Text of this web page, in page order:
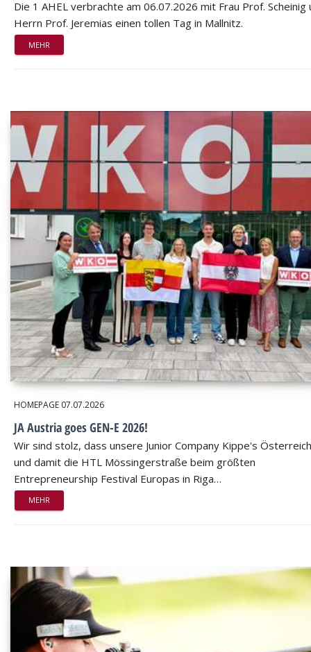
Die 1 AHEL verbrachte am 06.07.2026 mit Frau Prof. Scheinig
Herrn Prof. Jeremias einen tollen Tag in Mallnitz.
MEHR
HOMEPAGE 07.07.2026
JA Austria goes GEN-E 2026!
Wir sind stolz, dass unsere Junior Company Kippe's Österreich
und damit die HTL Mössingerstraße beim größten
Entrepreneurship Festival Europas in Riga…
MEHR